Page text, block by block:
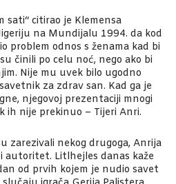
sati“ citirao je Klemensa
na Mundijalu 1994. da kod
problem odnos s ženama kad bi
činili po celu noć, nego ako bi
Nije mu uvek bilo ugodno
za zdrav san. Kad ga je
njegovoj prezentaciji mnogi
ih nije prekinuo – Tijeri Anri.
zarezivali nekog drugoga, Anrija
autoritet. Litlhejles danas kaže
od prvih kojem je nudio savet